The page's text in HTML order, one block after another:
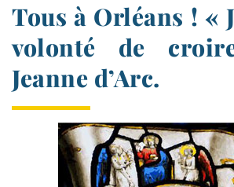
Tous à Orléans ! «
volonté de
Jeanne d’Arc.